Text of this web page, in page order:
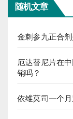
随机文章
金刺参九正合
厄达替尼片在
销吗？
依维莫司一个